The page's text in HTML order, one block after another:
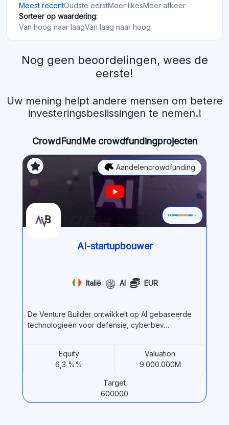
Meest recentOudste eerstMeer likesMeer afkeer
Sorteer op waardering:
Van hoog naar laagVan laag naar hoog
Nog geen beoordelingen, wees de
eerste!
Uw mening helpt andere mensen om betere
investeringsbeslissingen te nemen.!
CrowdFundMe crowdfundingprojecten
Aandelencrowdfunding
AI-startupbouwer
Italië AI EUR
De Venture Builder ontwikkelt op AI gebaseerde
technologieën voor defensie, cyberbev…
Equity
6,3 %%
Valuation
9.000.000M
Target
600000